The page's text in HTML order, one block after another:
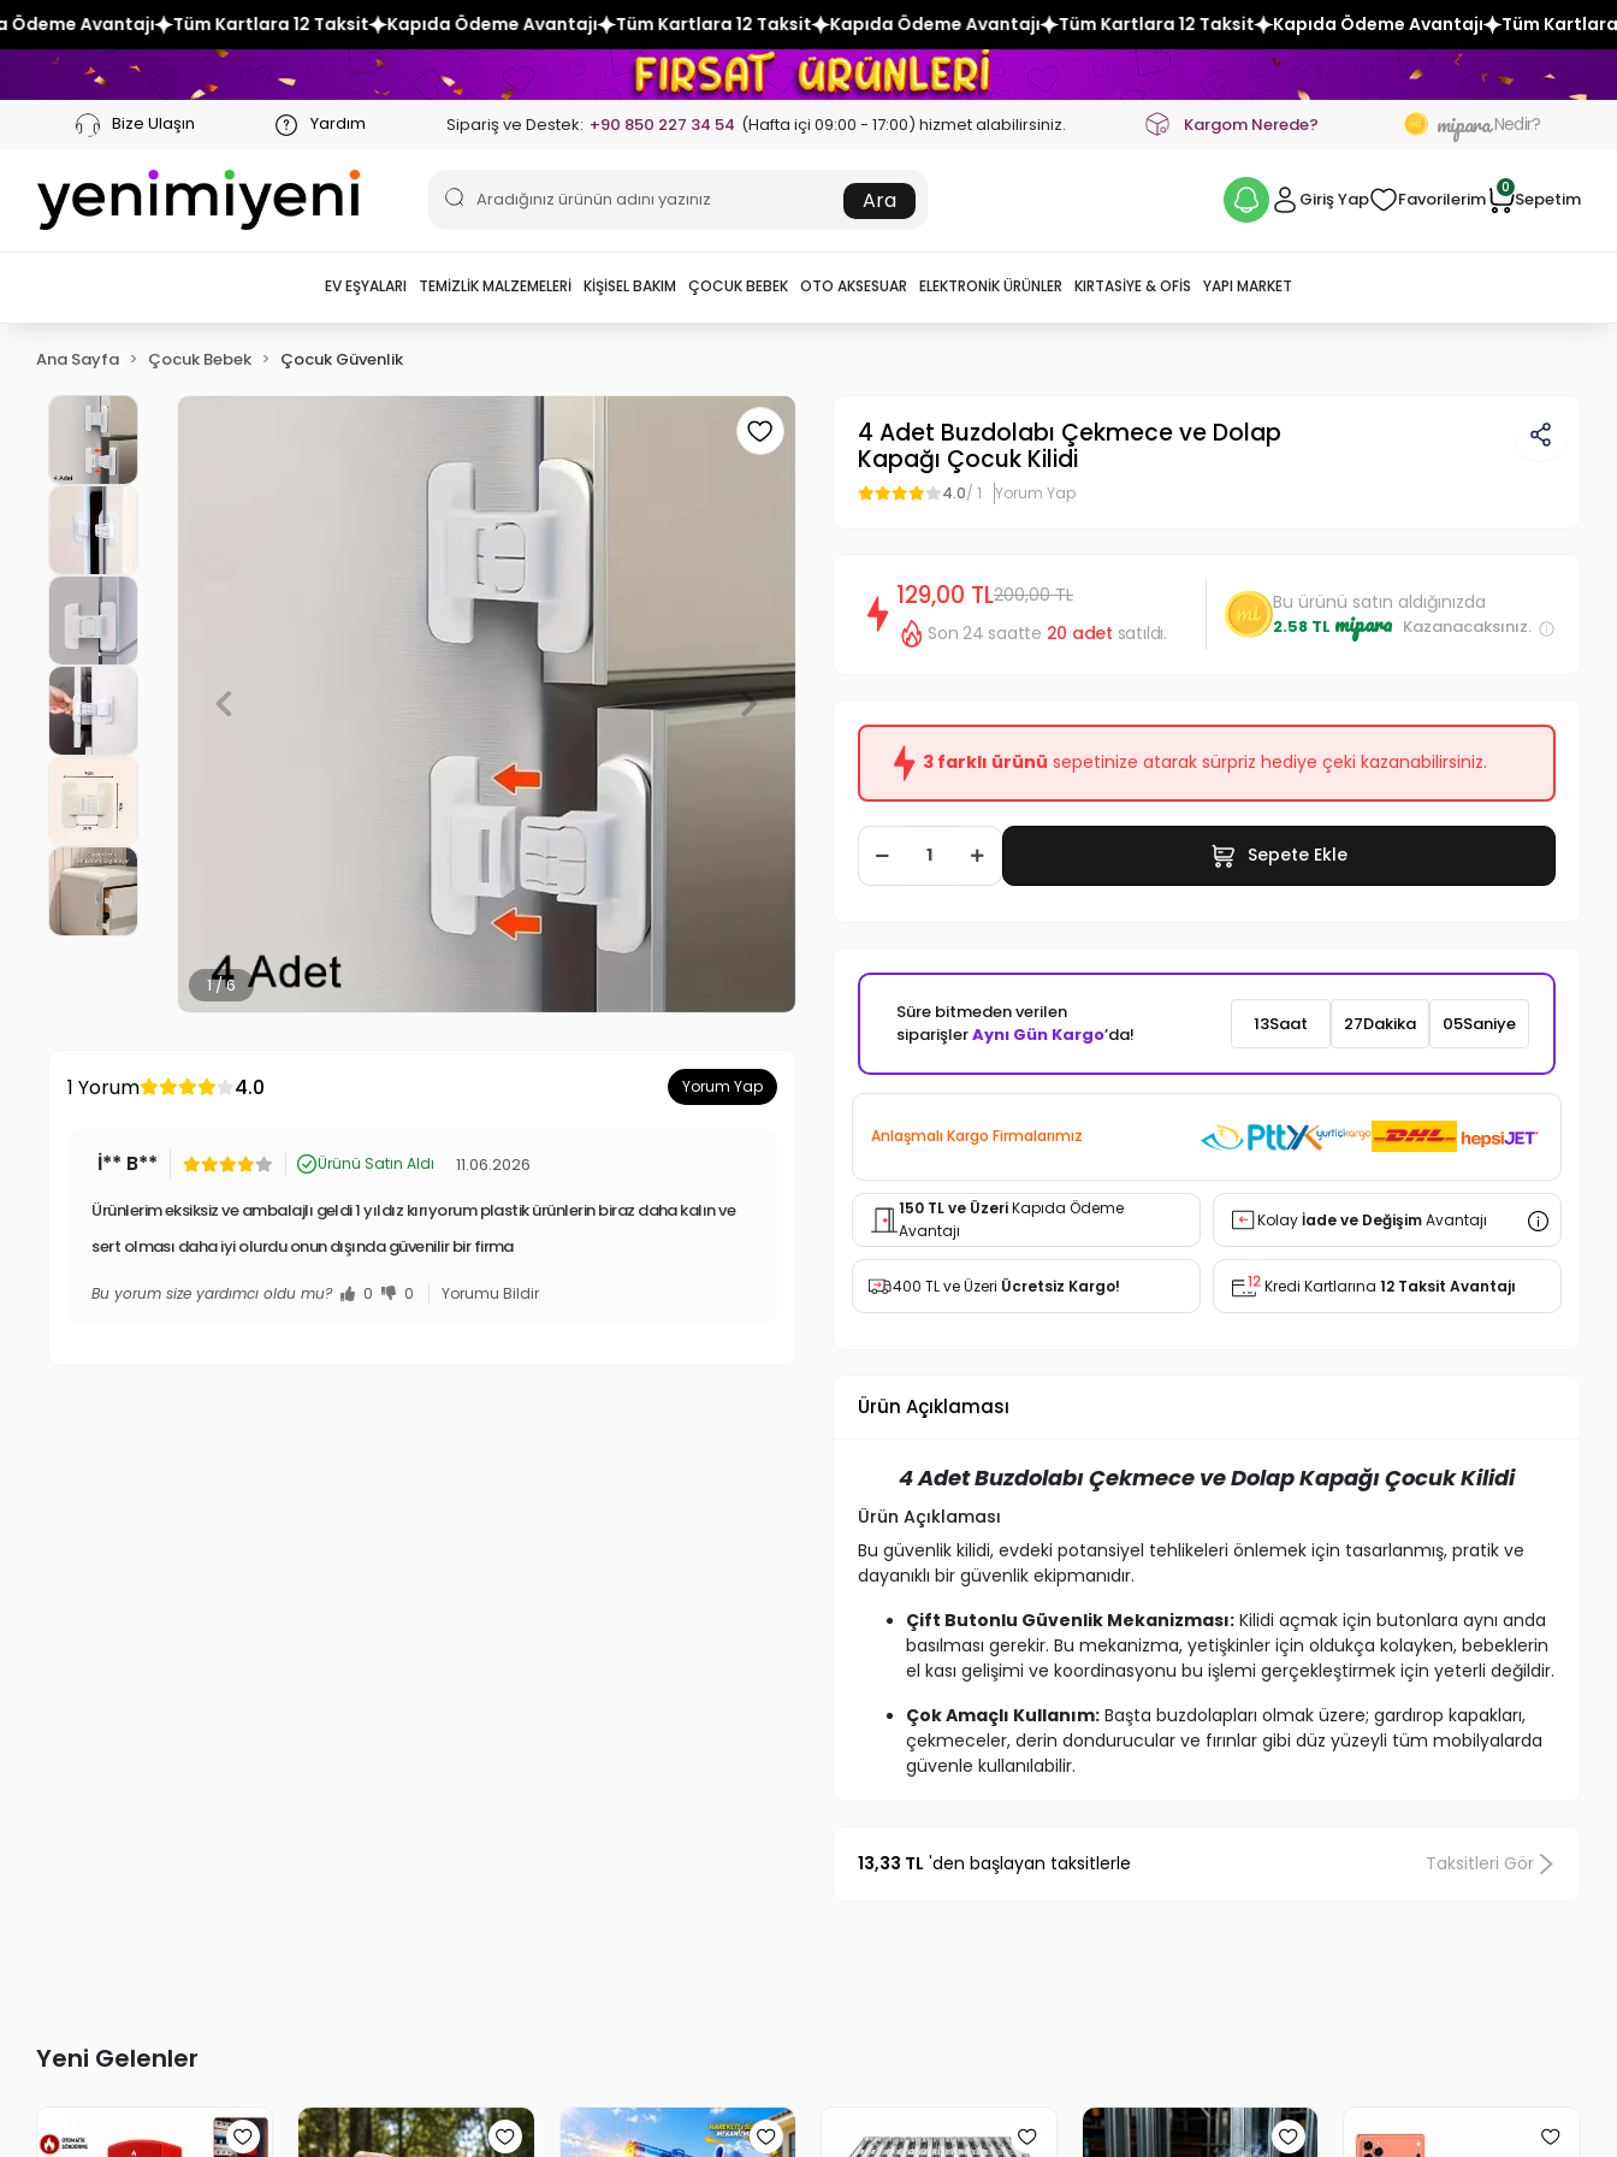
Tüm Kartlara 12 Taksit Kapıda Ödeme Avantajı Tüm Kartlara 12 Taksit Kapıda Ödeme Avantajı Tüm Kartlara 12 Taksit Kapıda Ödeme Avantajı Tüm Kartlara 12 Taksit Kapıda
Bize Ulaşın Yardım Sipariş ve Destek: +90 850 227 34 54 (Hafta içi 09:00 - 17:00) hizmet alabilirsiniz. Kargom Nerede? mipara Nedir?
Ara Giriş Yap Favorilerim
0
Sepetim
EV EŞYALARI TEMIZLIK MALZEMELERI KIŞISEL BAKIM ÇOCUK BEBEK OTO AKSESUAR ELEKTRONIK ÜRÜNLER KIRTASIYE & OFIS YAPI MARKET
Ana Sayfa Çocuk Bebek Çocuk Güvenlik
2 / 6
1 Yorum 4.0 Yorum Yap
İ** B** Ürünü Satın Aldı 11.06.2026
Ürünlerim eksiksiz ve ambalajlı geldi 1 yıldız kırıyorum plastik ürünlerin biraz daha kalın ve
sert olması daha iyi olurdu onun dışında güvenilir bir firma
Bu yorum size yardımcı oldu mu? 0 0 Yorumu Bildir
4 Adet Buzdolabı Çekmece ve Dolap
Kapağı Çocuk Kilidi
4.0/ 1 Yorum Yap
129,00 TL200,00 TL
Son 24 saatte 20 adet satıldı.
Bu ürünü satın aldığınızda
2.58 TL mipara Kazanacaksınız.
3 farklı ürünü sepetinize atarak sürpriz hediye çeki kazanabilirsiniz.
Sepete Ekle
Süre bitmeden verilen
siparişlerAynı Gün Kargo’da! 13Saat 27Dakika 03Saniye
Anlaşmalı Kargo Firmalarımız
150 TL ve ÜzeriKapıda Ödeme
Avantajı
Kolayİade ve DeğişimAvantajı
400 TL ve Üzeri Ücretsiz Kargo! Kredi Kartlarına 12 Taksit Avantajı
Ürün Açıklaması
4 Adet Buzdolabı Çekmece ve Dolap Kapağı Çocuk Kilidi
Ürün Açıklaması
Bu güvenlik kilidi, evdeki potansiyel tehlikeleri önlemek için tasarlanmış, pratik ve
dayanıklı bir güvenlik ekipmanıdır.
Çift Butonlu Güvenlik Mekanizması:Kilidi açmak için butonlara aynı anda
basılması gerekir. Bu mekanizma, yetişkinler için oldukça kolayken, bebeklerin
el kası gelişimi ve koordinasyonu bu işlemi gerçekleştirmek için yeterli değildir.
Çok Amaçlı Kullanım:Başta buzdolapları olmak üzere; gardırop kapakları,
çekmeceler, derin dondurucular ve fırınlar gibi düz yüzeyli tüm mobilyalarda
güvenle kullanılabilir.
Estetik Tasarım:
13,33 TL 'den başlayan taksitlerle Taksitleri Gör
Yeni Gelenler